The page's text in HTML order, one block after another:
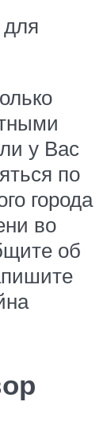
у Вас
по
города
во
об